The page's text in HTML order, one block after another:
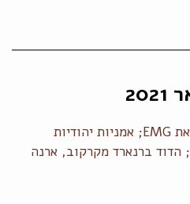
”יהודים תושבי קרקוב“, הוצאת EMG; אמניות יהודיות
הדוד ברנארד מקרקוב, ארנה